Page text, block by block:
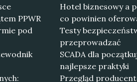
PPWR
pod
Hotel biznesowy a
co powinien
Testy
przeprowadzać
SCADA dla
najlepsze praktyki
Przegląd